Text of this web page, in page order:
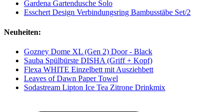
Gardena Gartendusche Solo
Esschert Design Verbindungsring Bambusstäbe Set/2
Neuheiten:
Gozney Dome XL (Gen 2) Door - Black
Sauba Spülbürste DISHA (Griff + Kopf)
Flexa WHITE Einzelbett mit Ausziehbett
Leaves of Dawn Paper Towel
Sodastream Lipton Ice Tea Zitrone Drinkmix